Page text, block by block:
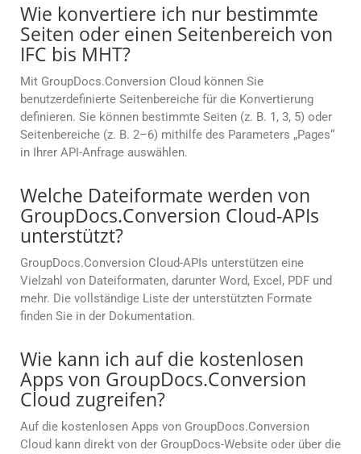
Wie konvertiere ich nur bestimmte
Seiten oder einen Seitenbereich von
IFC bis MHT?
Mit GroupDocs.Conversion Cloud können Sie
benutzerdefinierte Seitenbereiche für die Konvertierung
definieren. Sie können bestimmte Seiten (z. B. 1, 3, 5) oder
Seitenbereiche (z. B. 2–6) mithilfe des Parameters „Pages“
in Ihrer API-Anfrage auswählen.
Welche Dateiformate werden von
GroupDocs.Conversion Cloud-APIs
unterstützt?
GroupDocs.Conversion Cloud-APIs unterstützen eine
Vielzahl von Dateiformaten, darunter Word, Excel, PDF und
mehr. Die vollständige Liste der unterstützten Formate
finden Sie in der Dokumentation.
Wie kann ich auf die kostenlosen
Apps von GroupDocs.Conversion
Cloud zugreifen?
Auf die kostenlosen Apps von GroupDocs.Conversion
Cloud kann direkt von der GroupDocs-Website oder über die